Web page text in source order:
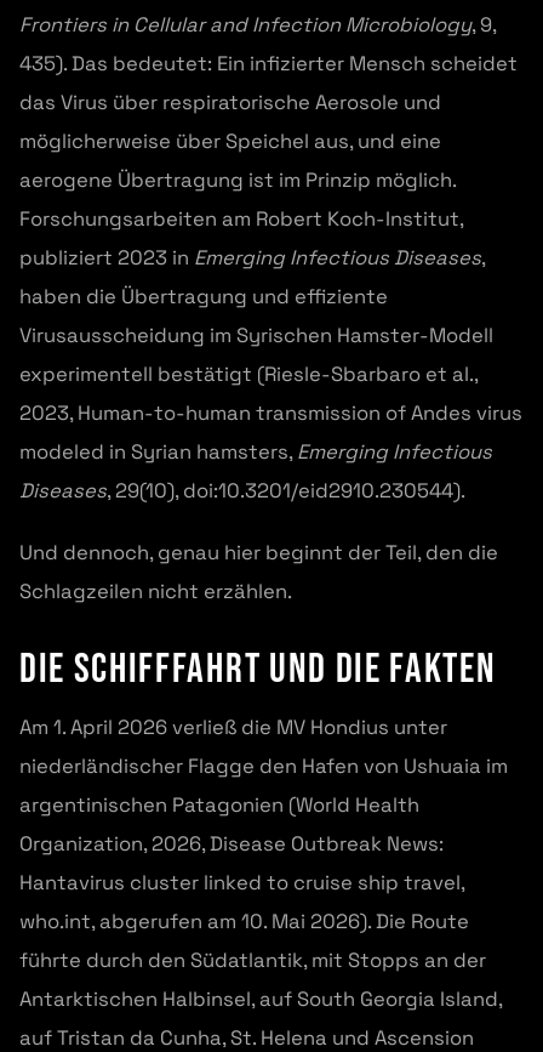
Frontiers in Cellular and Infection Microbiology, 9,
435). Das bedeutet: Ein infizierter Mensch scheidet
das Virus über respiratorische Aerosole und
möglicherweise über Speichel aus, und eine
aerogene Übertragung ist im Prinzip möglich.
Forschungsarbeiten am Robert Koch-Institut,
publiziert 2023 in Emerging Infectious Diseases,
haben die Übertragung und effiziente
Virusausscheidung im Syrischen Hamster-Modell
experimentell bestätigt (Riesle-Sbarbaro et al.,
2023, Human-to-human transmission of Andes virus
modeled in Syrian hamsters,Emerging Infectious
Diseases, 29(10), doi:10.3201/eid2910.230544).
Und dennoch, genau hier beginnt der Teil, den die
Schlagzeilen nicht erzählen.
Die Schifffahrt und die Fakten
Am 1. April 2026 verließ die MV Hondius unter
niederländischer Flagge den Hafen von Ushuaia im
argentinischen Patagonien (World Health
Organization, 2026, Disease Outbreak News:
Hantavirus cluster linked to cruise ship travel,
who.int, abgerufen am 10. Mai 2026). Die Route
führte durch den Südatlantik, mit Stopps an der
Antarktischen Halbinsel, auf South Georgia Island,
auf Tristan da Cunha, St. Helena und Ascension